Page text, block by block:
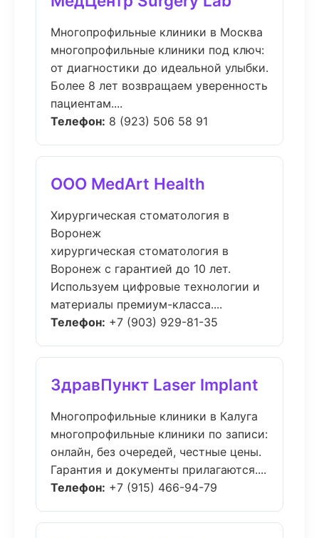
Многопрофильные клиники в Москва
многопрофильные клиники под ключ:
от диагностики до идеальной улыбки.
Более 8 лет возвращаем уверенность
пациентам....
Телефон: 8 (923) 506 58 91
ООО MedArt Health
Хирургическая стоматология в
Воронеж
хирургическая стоматология в
Воронеж с гарантией до 10 лет.
Используем цифровые технологии и
материалы премиум-класса....
Телефон: +7 (903) 929-81-35
ЗдравПункт Laser Implant
Многопрофильные клиники в Калуга
многопрофильные клиники по записи:
онлайн, без очередей, честные цены.
Гарантия и документы прилагаются....
Телефон: +7 (915) 466-94-79